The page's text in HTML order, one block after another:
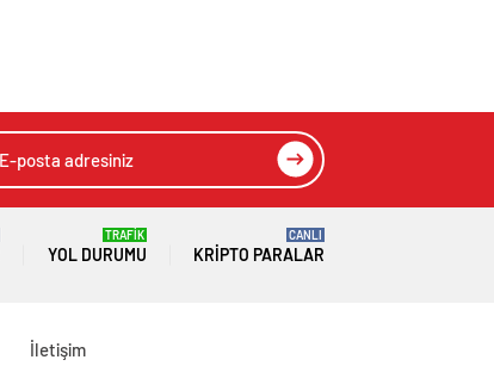
YOL DURUMU
TRAFİK
KRIPTO PARALAR
CANLI
İletişim